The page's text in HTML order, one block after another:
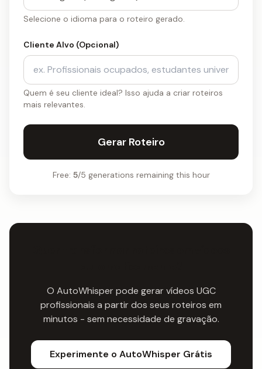
Selecione o idioma para o roteiro gerado.
Cliente Alvo (Opcional)
Quem é seu cliente ideal? Isso ajuda a criar roteiros
mais relevantes.
Gerar Roteiro
Free: 5/5 generations remaining this hour
O AutoWhisper pode gerar vídeos UGC
profissionais a partir dos seus roteiros em
minutos - sem necessidade de gravação.
Experimente o AutoWhisper Grátis